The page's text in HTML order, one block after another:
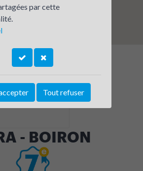
- BOIRON
par cette
Tout refuser